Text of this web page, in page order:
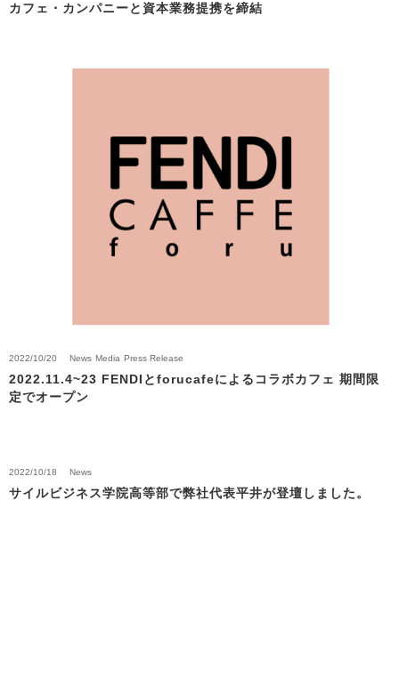
カフェ・カンパニーと資本業務提携を締結
2022/10/20 News Media Press Release
2022.11.4~23 FENDIとforucafeによるコラボカフェ 期間限
定でオープン